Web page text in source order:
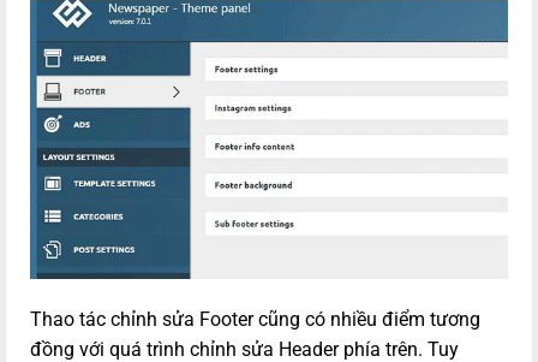
Thao tác chỉnh sửa Footer cũng có nhiều điểm tương
đồng với quá trình chỉnh sửa Header phía trên. Tuy